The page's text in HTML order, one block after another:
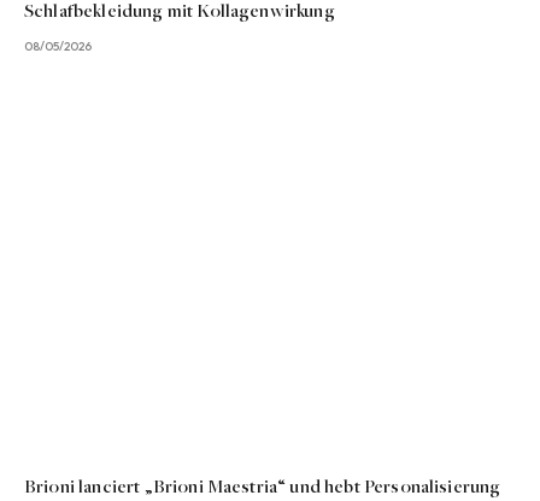
Schlafbekleidung mit Kollagenwirkung
08/05/2026
Brioni lanciert „Brioni Maestria“ und hebt Personalisierung